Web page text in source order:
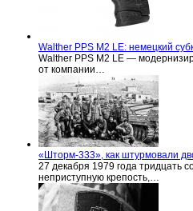
Walther PPS M2 LE: немецкий
Walther PPS M2 LE —
от компании…
«Шторм-333», как штурмовали
27 декабря 1979 года тридцать
неприступную крепость,…